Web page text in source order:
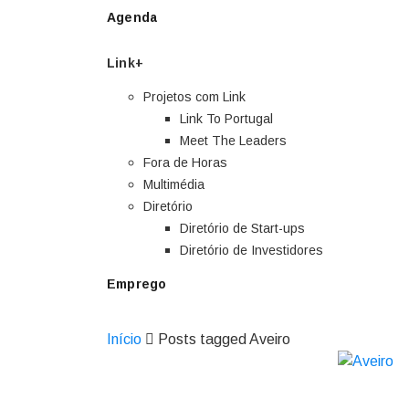
Agenda
Link+
Projetos com Link
Link To Portugal
Meet The Leaders
Fora de Horas
Multimédia
Diretório
Diretório de Start-ups
Diretório de Investidores
Emprego
Início Posts tagged Aveiro